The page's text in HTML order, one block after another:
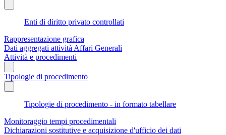
Enti di diritto privato controllati
Rappresentazione grafica
Dati aggregati attività Affari Generali
Attività e procedimenti
Tipologie di procedimento
Tipologie di procedimento - in formato tabellare
Monitoraggio tempi procedimentali
Dichiarazioni sostitutive e acquisizione d'ufficio dei dati